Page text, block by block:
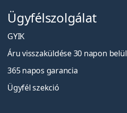
Ügyfélszolgálat
GYIK
Áru visszaküldése 30 napon belül
365 napos garancia
Ügyfél szekció